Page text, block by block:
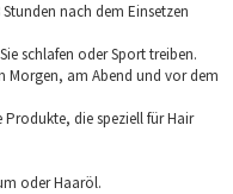
nach dem Einsetzen
schlafen oder Sport treiben.
Morgen, am Abend und vor dem
Produkte, die speziell für Hair
oder Haaröl.